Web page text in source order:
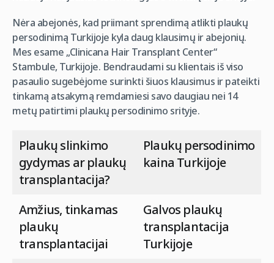
Nėra abejonės, kad priimant sprendimą atlikti plaukų
persodinimą Turkijoje kyla daug klausimų ir abejonių.
Mes esame „Clinicana Hair Transplant Center“
Stambule, Turkijoje. Bendraudami su klientais iš viso
pasaulio sugebėjome surinkti šiuos klausimus ir pateikti
tinkamą atsakymą remdamiesi savo daugiau nei 14
metų patirtimi plaukų persodinimo srityje.
Plaukų slinkimo
gydymas ar plaukų
transplantacija?
Plaukų persodinimo
kaina Turkijoje
Amžius, tinkamas
plaukų
transplantacijai
Galvos plaukų
transplantacija
Turkijoje